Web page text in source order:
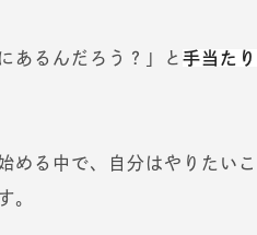
あるんだろう？」と 手当た
める中で、自分はやりたい
。